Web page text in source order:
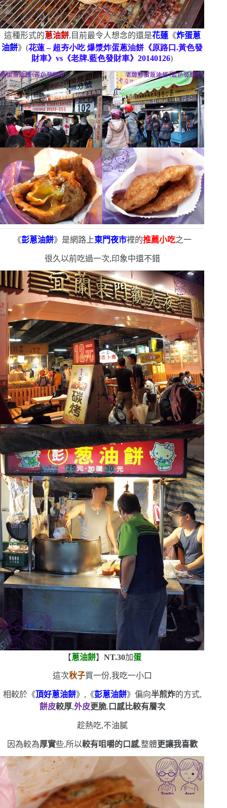
這種形式的蔥油餅,目前最令人想念的還是花蓮《炸蛋蔥
油餅》(花蓮– 超夯小吃 爆漿炸蛋蔥油餅《原路口.黃色發
財車》vs 《老牌.藍色發財車》20140126)
《彭蔥油餅》是網路上東門夜市裡的推薦小吃之一
很久以前吃過一次,印象中還不錯
【蔥油餅】 NT.30加蛋
這次秋子買一份,我吃一小口
相較於《頂好蔥油餅》,《彭蔥油餅》偏向半煎炸的方式,
餅皮較厚,外皮更脆, 口感比較有層次
趁熱吃,不油膩
因為較為厚實些,所以較有咀嚼的口感,整體更讓我喜歡